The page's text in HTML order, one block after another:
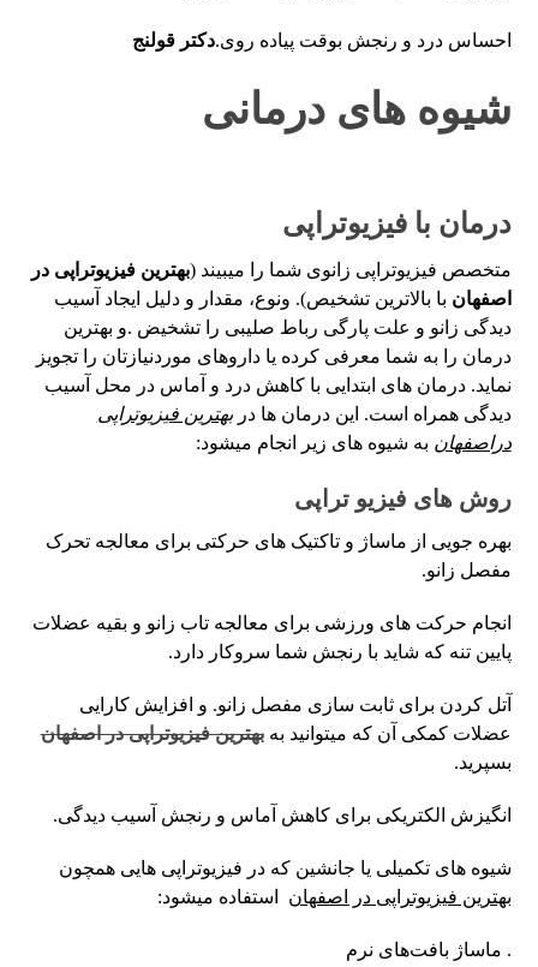
احساس درد و رنجش بوقت پیاده روی.دکتر قولنج
شیوه های درمانی
درمان با فیزیوتراپی
متخصص فیزیوتراپی زانوی شما را میبیند (بهترین فیزیوتراپی در
اصفهان با بالاترین تشخیص). ونوع، مقدار و دلیل ایجاد آسیب
دیدگی زانو و علت پارگی رباط صلیبی را تشخیض .و بهترین
درمان را به شما معرفی کرده یا داروهای موردنیازتان را تجویز
نماید. درمان های ابتدایی با کاهش درد و آماس در محل آسیب
دیدگی همراه است. این درمان ها دربهترین فیزیوتراپی
دراصفهان به شیوه های زیر انجام میشود:
روش های فیزیو تراپی
بهره جویی از ماساژ و تاکتیک های حرکتی برای معالجه تحرک
مفصل زانو.
انجام حرکت های ورزشی برای معالجه تاب زانو و بقیه عضلات
پایین تنه که شاید با رنجش شما سروکار دارد.
آتل کردن برای ثابت سازی مفصل زانو. و افزایش کارایی
عضلات کمکی آن که میتوانید بهبهترین فیزیوتراپی در اصفهان
بسپرید.
انگیزش الکتریکی برای کاهش آماس و رنجش آسیب دیدگی.
شیوه های تکمیلی یا جانشین که در فیزیوتراپی هایی همچون
بهترین فیزیوتراپی در اصفهان استفاده میشود:
. ماساژ بافت‌های نرم